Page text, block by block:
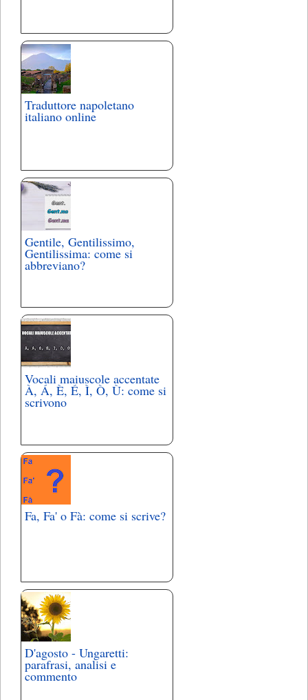
Traduttore napoletano
italiano online
Gentile, Gentilissimo,
Gentilissima: come si
abbreviano?
Vocali maiuscole accentate
À, Á, È, É, Ì, Ò, Ù: come si
scrivono
Fa, Fa' o Fà: come si scrive?
D'agosto - Ungaretti:
parafrasi, analisi e
commento